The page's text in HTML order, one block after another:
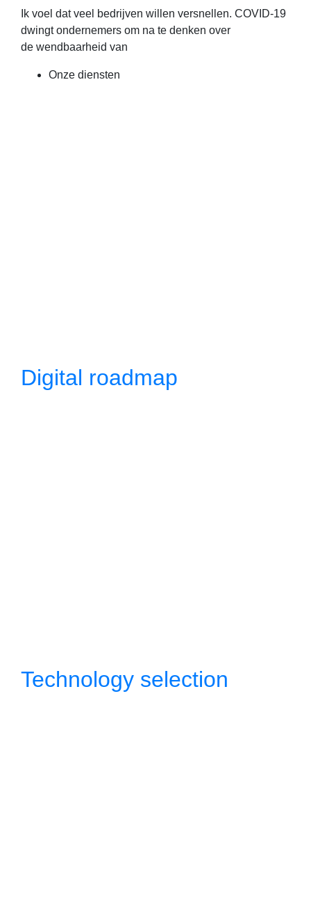
Ik voel dat veel bedrijven willen versnellen. COVID-19
dwingt ondernemers om na te denken over
de wendbaarheid van
Onze diensten
Digital roadmap
Technology selection